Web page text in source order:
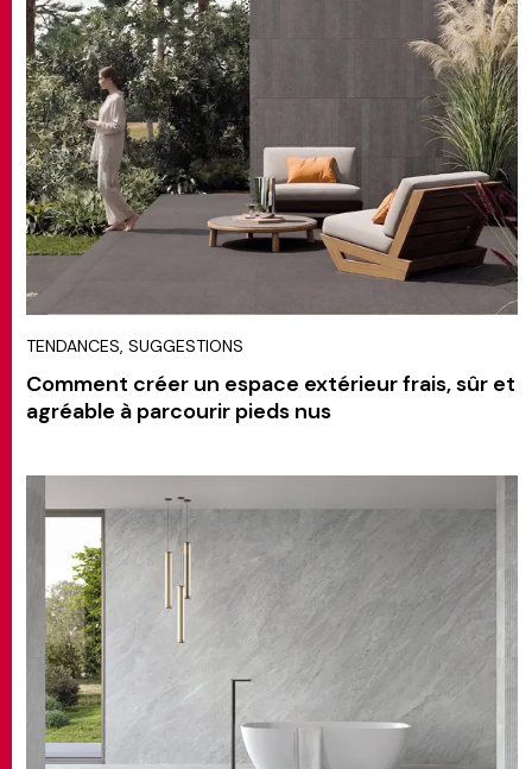
TENDANCES, SUGGESTIONS
Comment créer un espace extérieur frais, sûr et
agréable à parcourir pieds nus